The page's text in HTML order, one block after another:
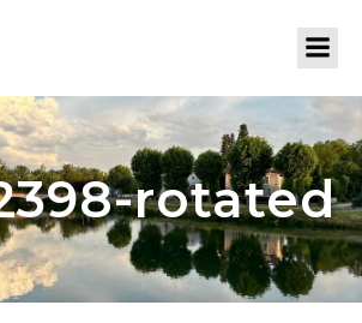
rotated